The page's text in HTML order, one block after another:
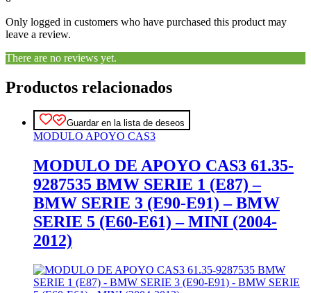
Only logged in customers who have purchased this product may
leave a review.
There are no reviews yet.
Productos relacionados
Guardar en la lista de deseos
MODULO APOYO CAS3
MODULO DE APOYO CAS3 61.35-
9287535 BMW SERIE 1 (E87) –
BMW SERIE 3 (E90-E91) – BMW
SERIE 5 (E60-E61) – MINI (2004-
2012)